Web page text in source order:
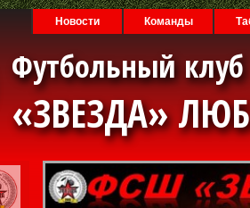
Новости Команды
Футбольный клуб
«ЗВЕЗДА»